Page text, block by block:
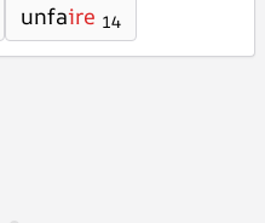
unfaire 14